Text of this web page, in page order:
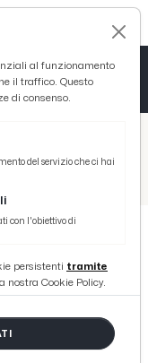
Village di Ascoli Piceno
Village
al funzionamento
il traffico. Questo
di consenso.
del servizio che ci hai
con l'obiettivo di
persistenti tramite
nostra Cookie Policy.